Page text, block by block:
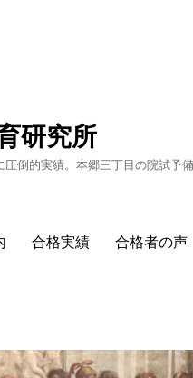
研究所
倒的実績。本郷三丁目の院試予備
合格実績 合格者の声